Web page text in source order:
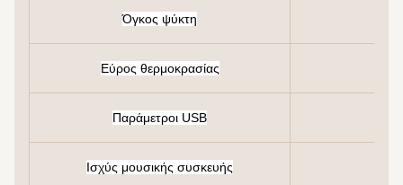
Όγκος ψύκτη
Εύρος θερμοκρασίας
Παράμετροι USB
Ισχύς μουσικής συσκευής